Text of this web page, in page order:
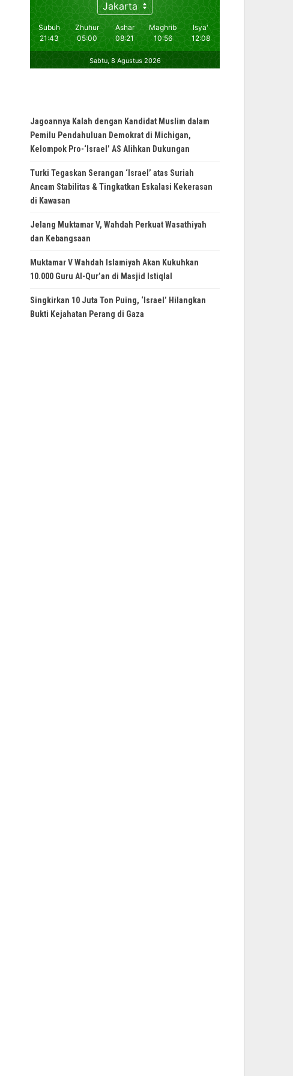
Jagoannya Kalah dengan Kandidat Muslim dalam
Pemilu Pendahuluan Demokrat di Michigan,
Kelompok Pro-‘Israel’ AS Alihkan Dukungan
Turki Tegaskan Serangan ‘Israel’ atas Suriah
Ancam Stabilitas & Tingkatkan Eskalasi Kekerasan
di Kawasan
Jelang Muktamar V, Wahdah Perkuat Wasathiyah
dan Kebangsaan
Muktamar V Wahdah Islamiyah Akan Kukuhkan
10.000 Guru Al-Qur’an di Masjid Istiqlal
Singkirkan 10 Juta Ton Puing, ‘Israel’ Hilangkan
Bukti Kejahatan Perang di Gaza